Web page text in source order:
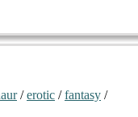
/erotic /fantasy /